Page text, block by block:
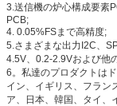
3.送信機の炉心構成要素
PCB;
4. 0.05%FSまで高精度;
5.さまざまな出力I2C、
4.5V、0.2-2.9Vおよび他
6。私達のプロダクトは
イン、イギリス、フラン
ア、日本、韓国、タイ、